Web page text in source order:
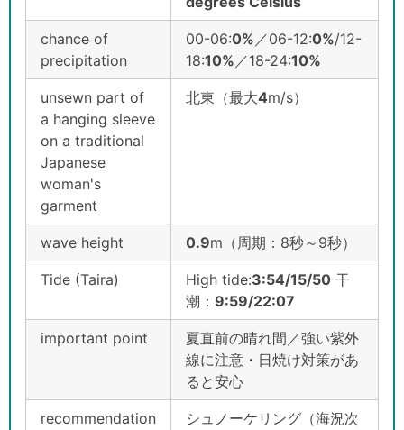
chance of
precipitation
00-06:0% ／06-12:0%/12-
18:10% ／18-24:10%
unsewn part of
a hanging sleeve
on a traditional
Japanese
woman's
garment
北東（最大4m/s）
wave height 0.9m（周期：8秒～9秒）
Tide (Taira) High tide:3:54/15/50 干
潮： 9:59/22:07
important point
夏直前の晴れ間／強い紫外
線に注意・日焼け対策があ
ると安心
recommendation
シュノーケリング（海況次